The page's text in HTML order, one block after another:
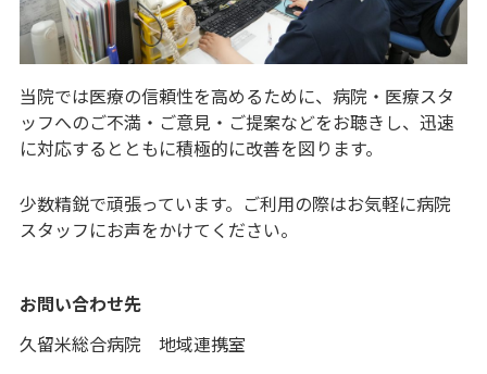
当院では医療の信頼性を高めるために、病院・医療スタ
ッフへのご不満・ご意見・ご提案などをお聴きし、迅速
に対応するとともに積極的に改善を図ります。
少数精鋭で頑張っています。ご利用の際はお気軽に病院
スタッフにお声をかけてください。
お問い合わせ先
久留米総合病院 地域連携室